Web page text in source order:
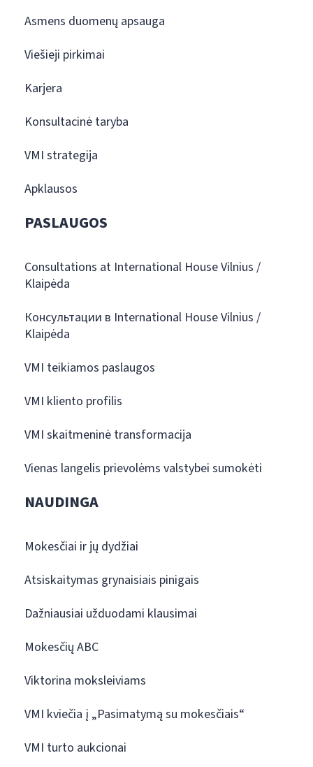
Asmens duomenų apsauga
Viešieji pirkimai
Karjera
Konsultacinė taryba
VMI strategija
Apklausos
PASLAUGOS
Consultations at International House Vilnius /
Klaipėda
Консультации в International House Vilnius /
Klaipėda
VMI teikiamos paslaugos
VMI kliento profilis
VMI skaitmeninė transformacija
Vienas langelis prievolėms valstybei sumokėti
NAUDINGA
Mokesčiai ir jų dydžiai
Atsiskaitymas grynaisiais pinigais
Dažniausiai užduodami klausimai
Mokesčių ABC
Viktorina moksleiviams
VMI kviečia į „Pasimatymą su mokesčiais“
VMI turto aukcionai